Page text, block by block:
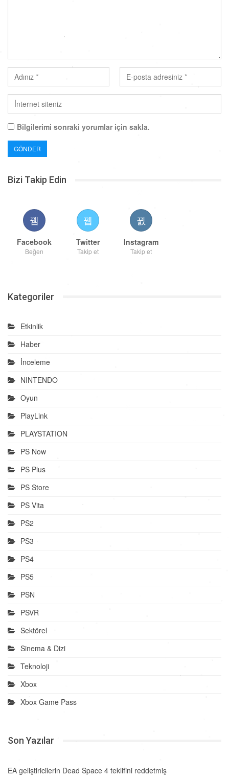
Bilgilerimi sonraki yorumlar için sakla.
Bizi Takip Edin
Facebook
Beğen
Twitter
Takip et
Instagram
Takip et
Kategoriler
Etkinlik
Haber
İnceleme
NINTENDO
Oyun
PlayLink
PLAYSTATION
PS Now
PS Plus
PS Store
PS Vita
PS2
PS3
PS4
PS5
PSN
PSVR
Sektörel
Sinema & Dizi
Teknoloji
Xbox
Xbox Game Pass
Son Yazılar
EA geliştiricilerin Dead Space 4 teklifini reddetmiş